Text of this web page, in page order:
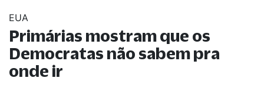
EUA
Primárias mostram que os
Democratas não sabem pra
onde ir